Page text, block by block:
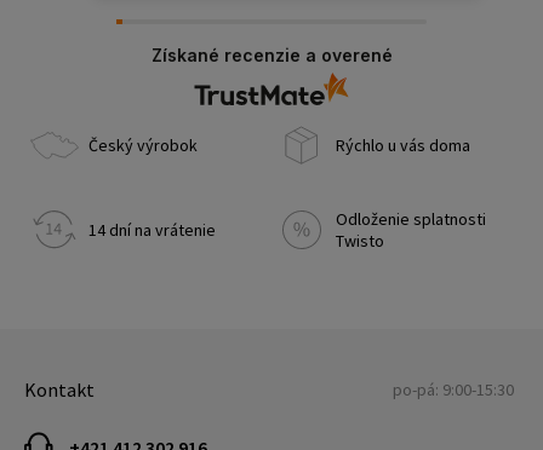
Získané recenzie a overené
Český výrobok Rýchlo u vás doma
14 dní na vrátenie
Odloženie splatnosti
Twisto
Kontakt po-pá: 9:00-15:30